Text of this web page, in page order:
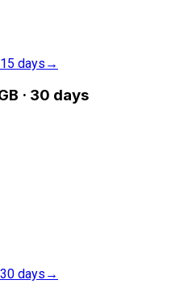
15 days →
· 30 days
30 days →